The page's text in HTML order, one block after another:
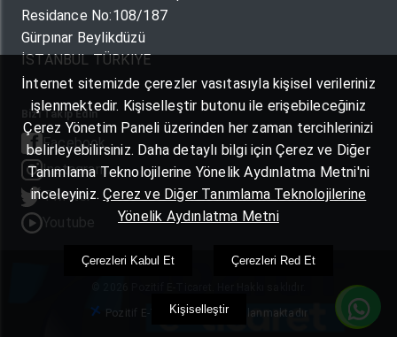
Residance No:108/187
Gürpınar Beylikdüzü
İSTANBUL TÜRKIYE
Bizi Takip Edin
Facebook
Instagram
Twitter
Youtube
Pozitif E-Ticaret Yazılımı Kullanmaktadır
İnternet sitemizde çerezler vasıtasıyla kişisel verileriniz
işlenmektedir. Kişiselleştir butonu ile erişebileceğiniz
Çerez Yönetim Paneli üzerinden her zaman tercihlerinizi
belirleyebilirsiniz. Daha detaylı bilgi için Çerez ve Diğer
Tanımlama Teknolojilerine Yönelik Aydınlatma Metni'ni
inceleyiniz.Çerez ve Diğer Tanımlama Teknolojilerine
Yönelik Aydınlatma Metni
Çerezleri Kabul Et Çerezleri Red Et
Kişiselleştir